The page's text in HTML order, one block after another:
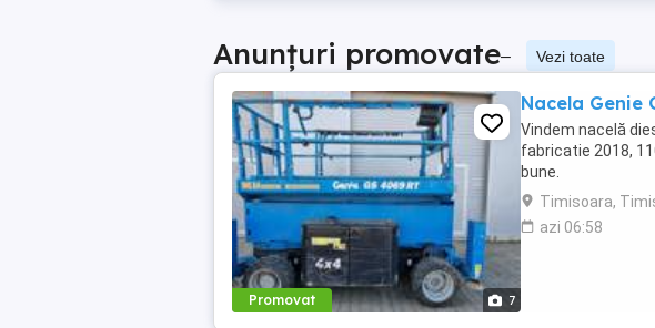
Anunțuri promovate– Vezi toate
Promovat 7
Nacela Genie
Vindem nacelă
fabricatie 2018,
bune.
Timisoara,
azi 06:58